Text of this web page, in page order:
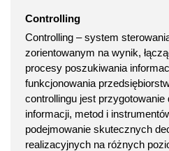
Controlling
Controlling – system
zorientowanym na wynik,
procesy poszukiwania
funkcjonowania
controllingu jest
informacji, metod i
podejmowanie skutecznych
realizacyjnych na różnych